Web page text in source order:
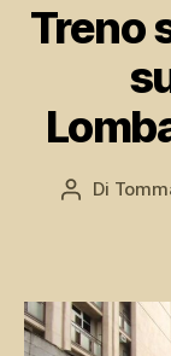
Treno
Autore
Di